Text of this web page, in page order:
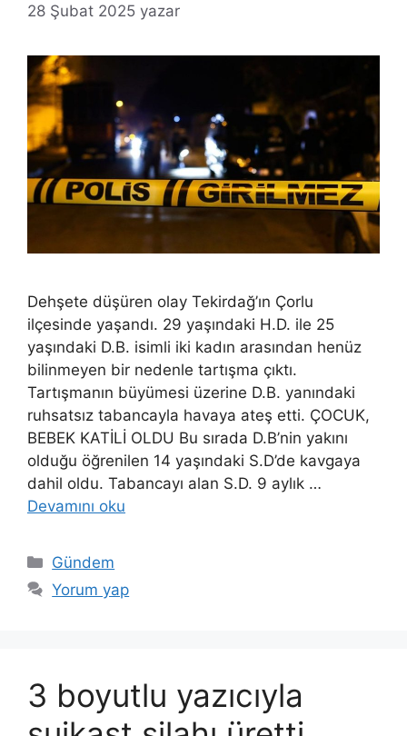
28 Şubat 2025 yazar
Dehşete düşüren olay Tekirdağ’ın Çorlu
ilçesinde yaşandı. 29 yaşındaki H.D. ile 25
yaşındaki D.B. isimli iki kadın arasından henüz
bilinmeyen bir nedenle tartışma çıktı.
Tartışmanın büyümesi üzerine D.B. yanındaki
ruhsatsız tabancayla havaya ateş etti. ÇOCUK,
BEBEK KATİLİ OLDU Bu sırada D.B’nin yakını
olduğu öğrenilen 14 yaşındaki S.D’de kavgaya
dahil oldu. Tabancayı alan S.D. 9 aylık …
Devamını oku
Kategoriler
Gündem
Yorum yap
3 boyutlu yazıcıyla